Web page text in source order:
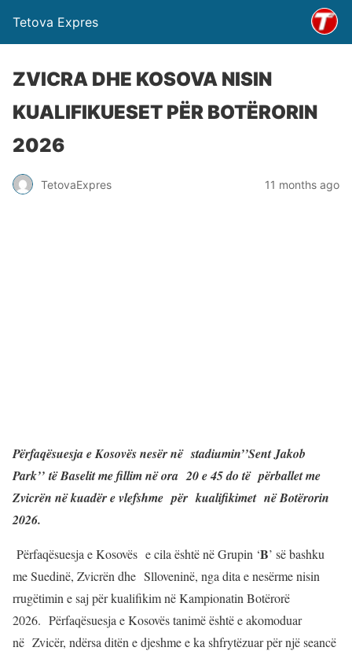
Tetova Expres
ZVICRA DHE KOSOVA NISIN
KUALIFIKUESET PËR BOTËRORIN
2026
TetovaExpres 11 months ago
Përfaqësuesja e Kosovës nesër në stadiumin’’Sent Jakob
Park’’të Baselit me fillim në ora 20 e 45 do të përballet me
Zvicrën në kuadër e vlefshme për kualifikimet në Botërorin
2026.
Përfaqësuesja e Kosovës e cila është në Grupin ‘B’ së bashku
me Suedinë, Zvicrën dhe Slloveninë, nga dita e nesërme nisin
rrugëtimin e saj për kualifikim në Kampionatin Botërorë
2026. Përfaqësuesja e Kosovës tanimë është e akomoduar
në Zvicër, ndërsa ditën e djeshme e ka shfrytëzuar për një seancë